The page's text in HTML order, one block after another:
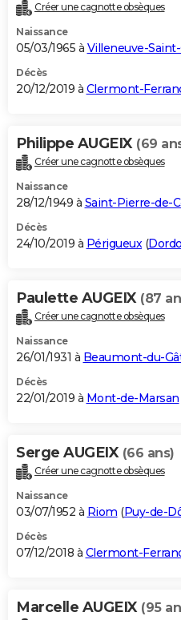
Créer une cagnotte obsèques
Naissance
05/03/1965 à Villeneuve-
Décès
20/12/2019 à Clermont-
Philippe AUGEIX (69
Créer une cagnotte obsèques
Naissance
28/12/1949 à Saint-Pierre-de-
Décès
24/10/2019 à Périgueux(
Paulette AUGEIX (87
Créer une cagnotte obsèques
Naissance
26/01/1931 à Beaumont-du-
Décès
22/01/2019 à Mont-de-Marsan
Serge AUGEIX (66 ans)
Créer une cagnotte obsèques
Naissance
03/07/1952 à Riom (Puy-de-
Décès
07/12/2018 à Clermont-
Marcelle AUGEIX (95